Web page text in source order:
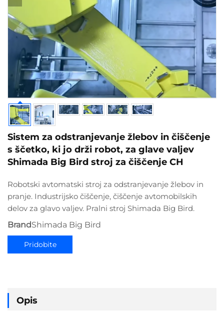
Sistem za odstranjevanje žlebov in čiščenje
s ščetko, ki jo drži robot, za glave valjev
Shimada Big Bird stroj za čiščenje CH
Robotski avtomatski stroj za odstranjevanje žlebov in
pranje. Industrijsko čiščenje, čiščenje avtomobilskih
delov za glavo valjev. Pralni stroj Shimada Big Bird.
BrandShimada Big Bird
Pridobite
Opis